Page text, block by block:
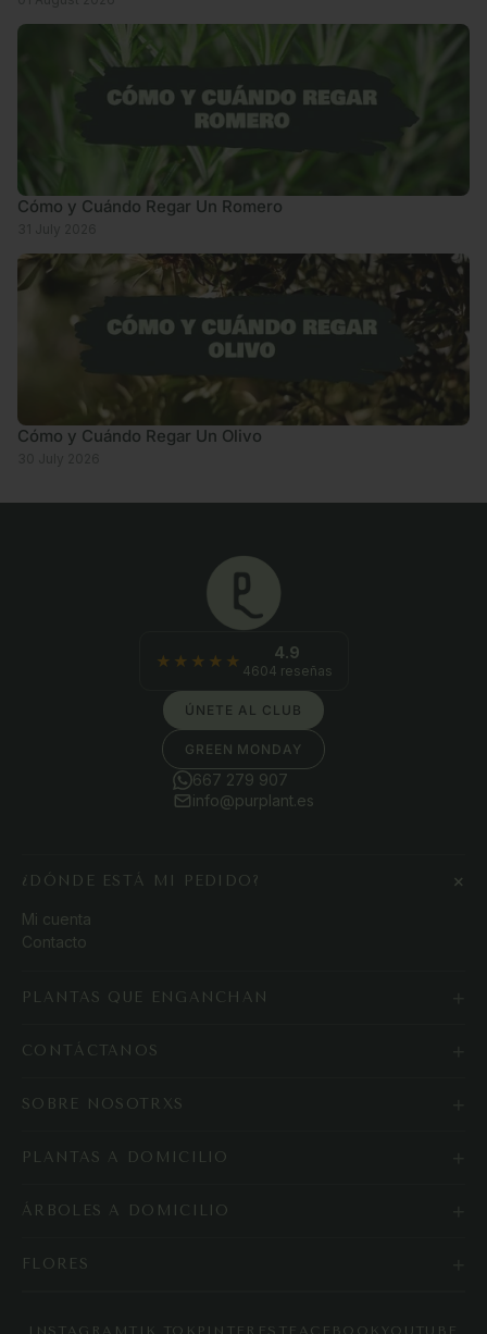
Cómo y Cuándo Regar Un Romero
Cómo y Cuándo Regar Un Olivo
★★★★★ 4.9
4604 reseñas
ÚNETE AL CLUB
GREEN MONDAY
667 279 907
info@purplant.es
¿DÓNDE ESTÁ MI PEDIDO? +
Mi cuenta
Contacto
PLANTAS QUE ENGANCHAN
CONTÁCTANOS
SOBRE NOSOTRXS
PLANTAS A DOMICILIO
ÁRBOLES A DOMICILIO
FLORES